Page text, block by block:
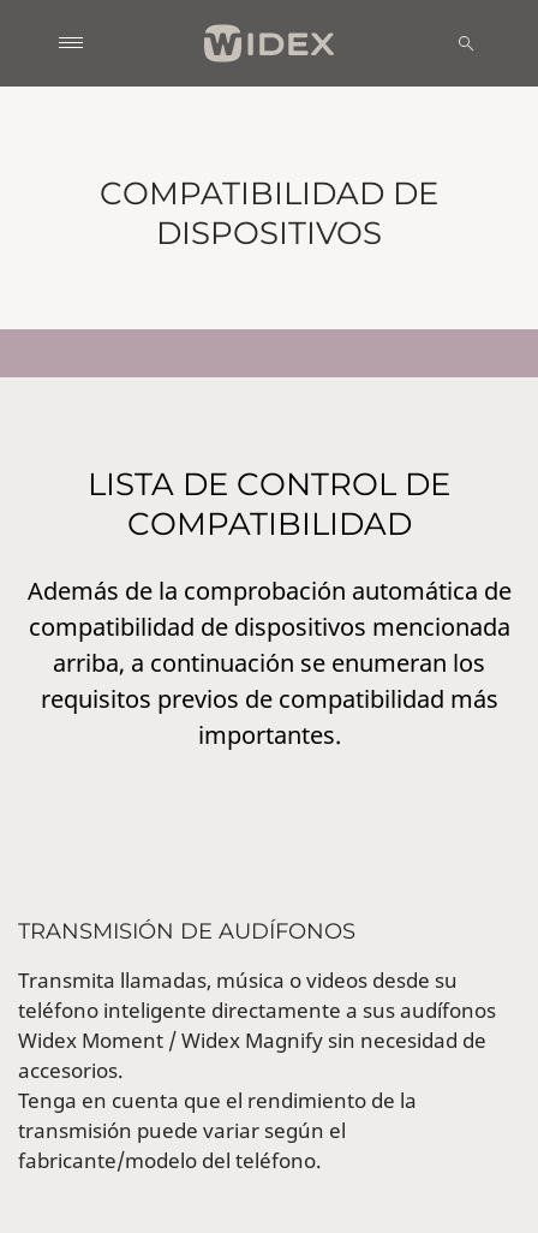
COMPATIBILIDAD DE
DISPOSITIVOS
LISTA DE CONTROL DE
COMPATIBILIDAD
Además de la comprobación automática de
compatibilidad de dispositivos mencionada
arriba, a continuación se enumeran los
requisitos previos de compatibilidad más
importantes.
TRANSMISIÓN DE AUDÍFONOS
Transmita llamadas, música o videos desde su
teléfono inteligente directamente a sus audífonos
Widex Moment / Widex Magnify sin necesidad de
accesorios.
Tenga en cuenta que el rendimiento de la
transmisión puede variar según el
fabricante/modelo del teléfono.